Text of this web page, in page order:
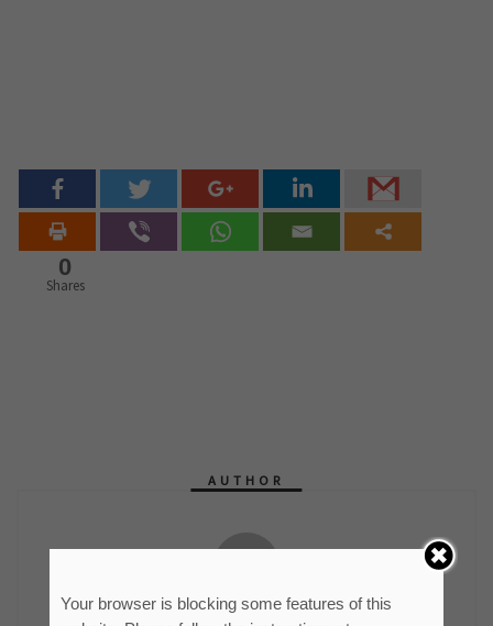
0
Shares
AUTHOR
мр Синиша Гајин
Your browser is blocking some features of this